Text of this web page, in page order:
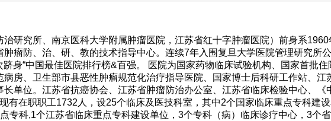
研究所、南京医科大学附属肿瘤医院，江苏省红十字肿瘤医院）前身系
瘤防、治、研、教的技术指导中心。连续7年入围复旦大学医院管理研究所
身“中国最佳医院排行榜&百强。 医院为国家药物临床试验机构、国家首批住
房、卫生部市县恶性肿瘤规范化治疗指导医院、国家博士后科研工作站、江
单位。江苏省抗癌协会、江苏省肿瘤防治办公室、江苏省临床检验中心、《
有在职职工1732人，设25个临床及医技科室，其中2个国家临床重点专科建
专科,1个江苏省临床重点专科建设单位，3个专科（病）临床诊疗中心，3个